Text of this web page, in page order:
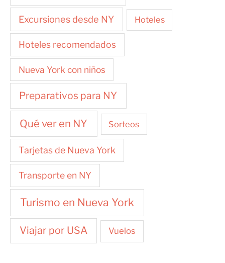
Excursiones desde NY Hoteles
Hoteles recomendados
Nueva York con niños
Preparativos para NY
Qué ver en NY Sorteos
Tarjetas de Nueva York
Transporte en NY
Turismo en Nueva York
Viajar por USA Vuelos